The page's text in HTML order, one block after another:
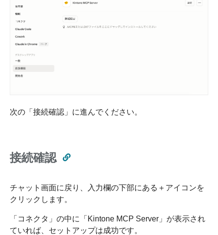
次の「接続確認」に進んでください。
接続確認
チャット画面に戻り、入力欄の下部にある＋アイコンを
クリックします。
「コネクタ」の中に「Kintone MCP Server」が表示され
ていれば、セットアップは成功です。